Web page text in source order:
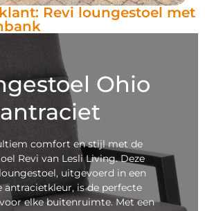
Revi loungestoel met
Ohio
antraciet
comfort en stijl met de
Revi van Lesli Living. Deze
uitgevoerd in een
antracietkleur, is de perfecte
elke buitenruimte. Met een